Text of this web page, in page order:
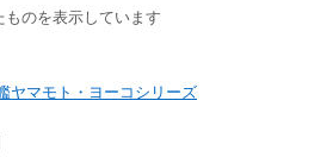
のを表示しています
ヤマモト・ヨーコシリーズ